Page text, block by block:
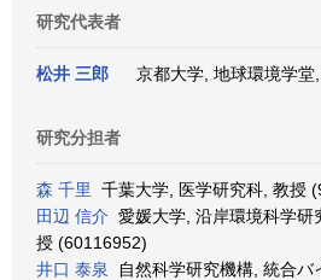
研究代表者
松井 三郎 京都大学, 地球環境学
研究分担者
森 千里
千葉大学, 医学研究科, 教授
田辺 信介 愛媛大学, 沿岸環境科学研
授 (60116952)
井口 泰泉
自然科学研究機構, 統合バ